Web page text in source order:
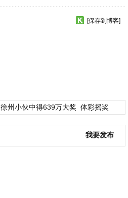
[保存到博客]
徐州小伙中得639万大奖 体彩摇奖
我要发布